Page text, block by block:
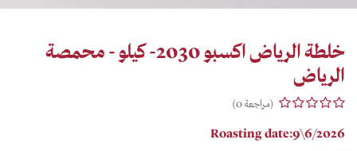
خلطة الرياض اكسبو 2030- كيلو - محمصة
الرياض
(مراجعة 0)
Roasting date:9\6/2026